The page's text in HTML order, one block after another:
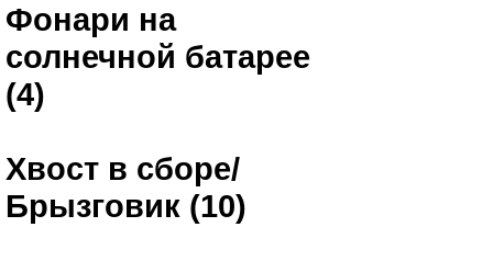
Фонари на
солнечной батарее
(4)
Хвост в сборе/
Брызговик (10)